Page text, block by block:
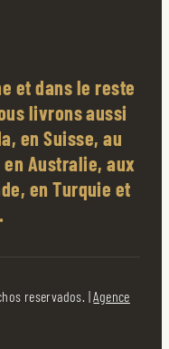
et dans le reste
livrons aussi
en Suisse, au
en Australie, aux
en Turquie et
reservados. |Agence